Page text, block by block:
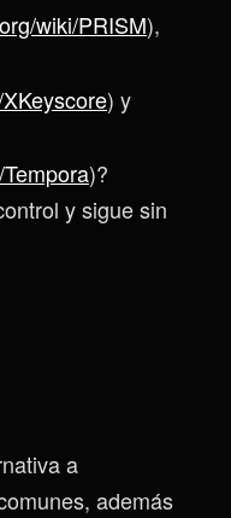
wiki/PRISM),
) y
)?
y sigue sin
a
además